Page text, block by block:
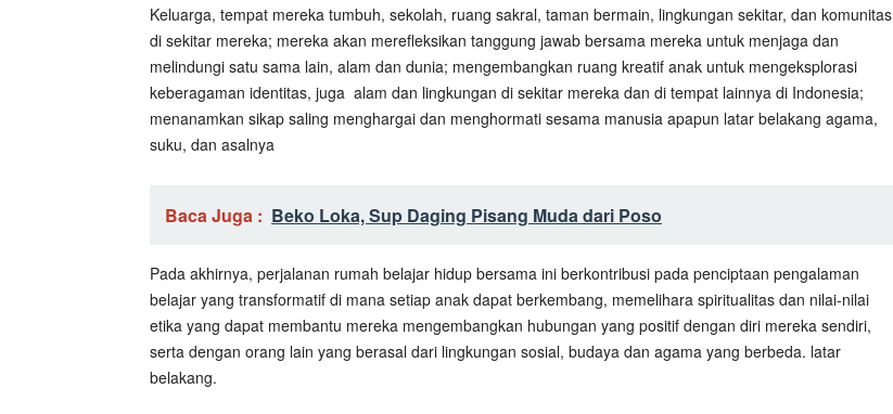
Keluarga, tempat mereka tumbuh, sekolah, ruang sakral, taman bermain, lingkungan sekitar, dan komunitas
di sekitar mereka; mereka akan merefleksikan tanggung jawab bersama mereka untuk menjaga dan
melindungi satu sama lain, alam dan dunia; mengembangkan ruang kreatif anak untuk mengeksplorasi
keberagaman identitas, juga alam dan lingkungan di sekitar mereka dan di tempat lainnya di Indonesia;
menanamkan sikap saling menghargai dan menghormati sesama manusia apapun latar belakang agama,
suku, dan asalnya
Baca Juga : Beko Loka, Sup Daging Pisang Muda dari Poso
Pada akhirnya, perjalanan rumah belajar hidup bersama ini berkontribusi pada penciptaan pengalaman
belajar yang transformatif di mana setiap anak dapat berkembang, memelihara spiritualitas dan nilai-nilai
etika yang dapat membantu mereka mengembangkan hubungan yang positif dengan diri mereka sendiri,
serta dengan orang lain yang berasal dari lingkungan sosial, budaya dan agama yang berbeda. latar
belakang.